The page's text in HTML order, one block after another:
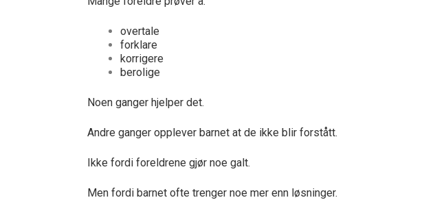
overtale
forklare
korrigere
berolige
Noen ganger hjelper det.
Andre ganger opplever barnet at de ikke blir forstått.
Ikke fordi foreldrene gjør noe galt.
Men fordi barnet ofte trenger noe mer enn løsninger.